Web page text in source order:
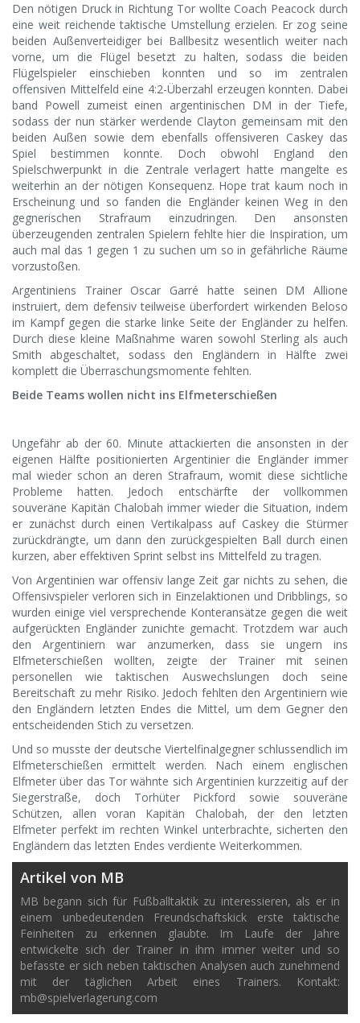
Den nötigen Druck in Richtung Tor wollte Coach Peacock durch
eine weit reichende taktische Umstellung erzielen. Er zog seine
beiden Außenverteidiger bei Ballbesitz wesentlich weiter nach
vorne, um die Flügel besetzt zu halten, sodass die beiden
Flügelspieler einschieben konnten und so im zentralen
offensiven Mittelfeld eine 4:2-Überzahl erzeugen konnten. Dabei
band Powell zumeist einen argentinischen DM in der Tiefe,
sodass der nun stärker werdende Clayton gemeinsam mit den
beiden Außen sowie dem ebenfalls offensiveren Caskey das
Spiel bestimmen konnte. Doch obwohl England den
Spielschwerpunkt in die Zentrale verlagert hatte mangelte es
weiterhin an der nötigen Konsequenz. Hope trat kaum noch in
Erscheinung und so fanden die Engländer keinen Weg in den
gegnerischen Strafraum einzudringen. Den ansonsten
überzeugenden zentralen Spielern fehlte hier die Inspiration, um
auch mal das 1 gegen 1 zu suchen um so in gefährliche Räume
vorzustoßen.
Argentiniens Trainer Oscar Garré hatte seinen DM Allione
instruiert, dem defensiv teilweise überfordert wirkenden Beloso
im Kampf gegen die starke linke Seite der Engländer zu helfen.
Durch diese kleine Maßnahme waren sowohl Sterling als auch
Smith abgeschaltet, sodass den Engländern in Hälfte zwei
komplett die Überraschungsmomente fehlten.
Beide Teams wollen nicht ins Elfmeterschießen
Ungefähr ab der 60. Minute attackierten die ansonsten in der
eigenen Hälfte positionierten Argentinier die Engländer immer
mal wieder schon an deren Strafraum, womit diese sichtliche
Probleme hatten. Jedoch entschärfte der vollkommen
souveräne Kapitän Chalobah immer wieder die Situation, indem
er zunächst durch einen Vertikalpass auf Caskey die Stürmer
zurückdrängte, um dann den zurückgespielten Ball durch einen
kurzen, aber effektiven Sprint selbst ins Mittelfeld zu tragen.
Von Argentinien war offensiv lange Zeit gar nichts zu sehen, die
Offensivspieler verloren sich in Einzelaktionen und Dribblings, so
wurden einige viel versprechende Konteransätze gegen die weit
aufgerückten Engländer zunichte gemacht. Trotzdem war auch
den Argentiniern war anzumerken, dass sie ungern ins
Elfmeterschießen wollten, zeigte der Trainer mit seinen
personellen wie taktischen Auswechslungen doch seine
Bereitschaft zu mehr Risiko. Jedoch fehlten den Argentiniern wie
den Engländern letzten Endes die Mittel, um dem Gegner den
entscheidenden Stich zu versetzen.
Und so musste der deutsche Viertelfinalgegner schlussendlich im
Elfmeterschießen ermittelt werden. Nach einem englischen
Elfmeter über das Tor wähnte sich Argentinien kurzzeitig auf der
Siegerstraße, doch Torhüter Pickford sowie souveräne
Schützen, allen voran Kapitän Chalobah, der den letzten
Elfmeter perfekt im rechten Winkel unterbrachte, sicherten den
Engländern das letzten Endes verdiente Weiterkommen.
Artikel von MB
MB begann sich für Fußballtaktik zu interessieren, als er in
einem unbedeutenden Freundschaftskick erste taktische
Feinheiten zu erkennen glaubte. Im Laufe der Jahre
entwickelte sich der Trainer in ihm immer weiter und so
befasste er sich neben taktischen Analysen auch zunehmend
mit der täglichen Arbeit eines Trainers. Kontakt:
mb@spielverlagerung.com